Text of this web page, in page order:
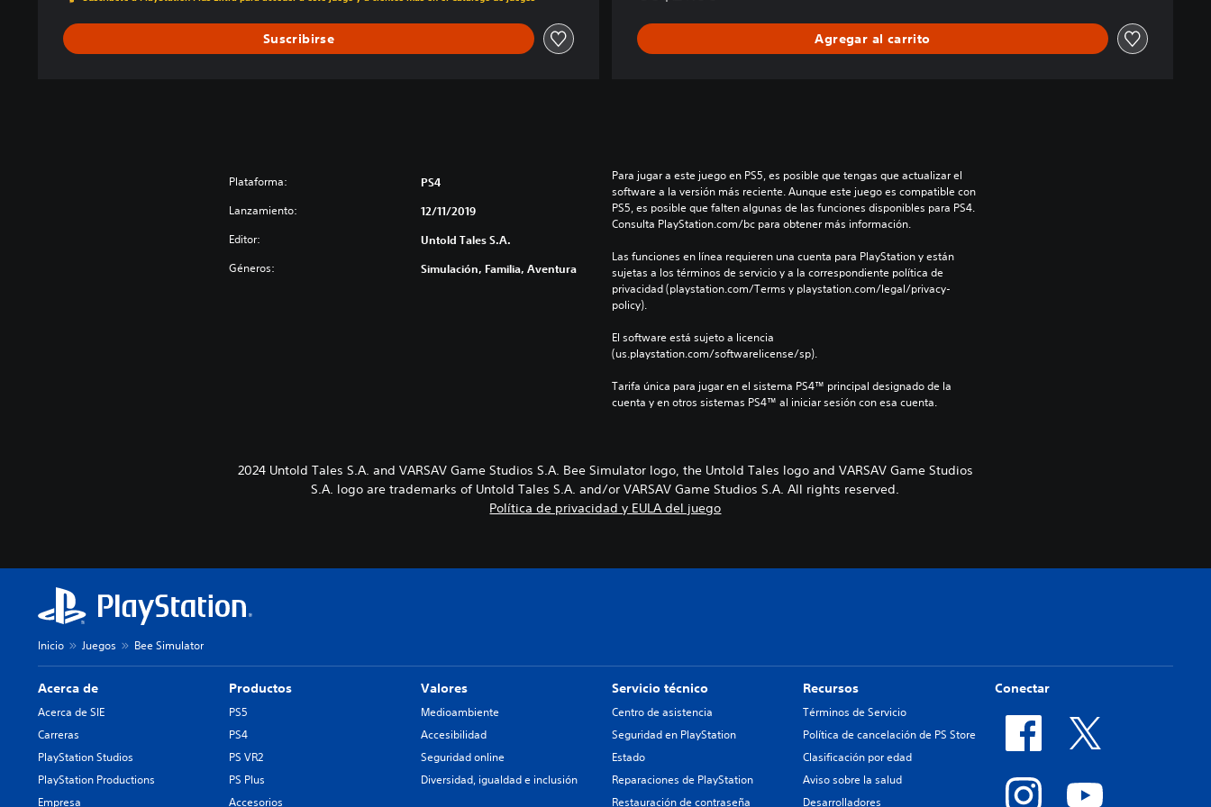
Suscribirse Agregar al carrito
Plataforma: PS4
Lanzamiento: 12/11/2019
Editor: Untold Tales S.A.
Géneros: Simulación, Familia, Aventura
Para jugar a este juego en PS5, es posible que tengas que actualizar el
software a la versión más reciente. Aunque este juego es compatible con
PS5, es posible que falten algunas de las funciones disponibles para PS4.
Consulta PlayStation.com/bc para obtener más información.
Las funciones en línea requieren una cuenta para PlayStation y están
sujetas a los términos de servicio y a la correspondiente política de
privacidad (playstation.com/Terms y playstation.com/legal/privacy-
policy).
El software está sujeto a licencia
(us.playstation.com/softwarelicense/sp).
Tarifa única para jugar en el sistema PS4™ principal designado de la
cuenta y en otros sistemas PS4™ al iniciar sesión con esa cuenta.
2024 Untold Tales S.A. and VARSAV Game Studios S.A. Bee Simulator logo, the Untold Tales logo and VARSAV Game Studios
S.A. logo are trademarks of Untold Tales S.A. and/or VARSAV Game Studios S.A. All rights reserved.
Política de privacidad y EULA del juego
Inicio Juegos Bee Simulator
Acerca de
Acerca de SIE
Carreras
PlayStation Studios
PlayStation Productions
Empresa
Productos
PS5
PS4
PS VR2
PS Plus
Accesorios
Valores
Medioambiente
Accesibilidad
Seguridad online
Diversidad, igualdad e inclusión
Servicio técnico
Centro de asistencia
Seguridad en PlayStation
Estado
Reparaciones de PlayStation
Restauración de contraseña
Recursos
Términos de Servicio
Política de cancelación de PS Store
Clasificación por edad
Aviso sobre la salud
Desarrolladores
Conectar